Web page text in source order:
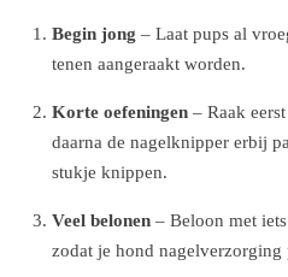
Begin jong – Laat pups al
tenen aangeraakt worden.
Korte oefeningen– Raak
daarna de nagelknipper erbij
stukje knippen.
Veel belonen– Beloon met
zodat je hond nagelverzorging